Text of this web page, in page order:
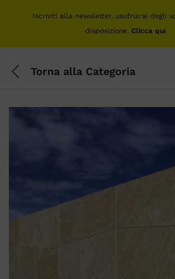
Torna alla Categoria
Iscriviti alla newsletter, usufruirai degli
disposizione. Clicca qui